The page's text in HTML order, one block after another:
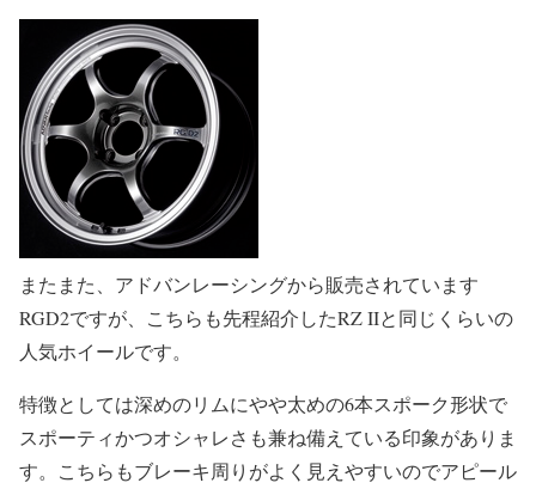
またまた、アドバンレーシングから販売されています
RGD2ですが、こちらも先程紹介したRZ IIと同じくらいの
人気ホイールです。
特徴としては深めのリムにやや太めの6本スポーク形状で
スポーティかつオシャレさも兼ね備えている印象がありま
す。こちらもブレーキ周りがよく見えやすいのでアピール